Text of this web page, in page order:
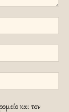
και τον